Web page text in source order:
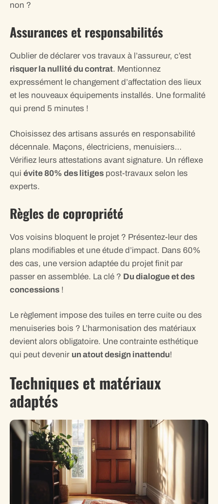
non ?
Assurances et responsabilités
Oublier de déclarer vos travaux à l’assureur, c’est
risquer la nullité du contrat. Mentionnez
expressément le changement d’affectation des lieux
et les nouveaux équipements installés. Une formalité
qui prend 5 minutes !
Choisissez des artisans assurés en responsabilité
décennale. Maçons, électriciens, menuisiers…
Vérifiez leurs attestations avant signature. Un réflexe
qui évite 80% des litiges post-travaux selon les
experts.
Règles de copropriété
Vos voisins bloquent le projet ? Présentez-leur des
plans modifiables et une étude d’impact. Dans 60%
des cas, une version adaptée du projet finit par
passer en assemblée. La clé ? Du dialogue et des
concessions !
Le règlement impose des tuiles en terre cuite ou des
menuiseries bois ? L’harmonisation des matériaux
devient alors obligatoire. Une contrainte esthétique
qui peut devenir un atout design inattendu!
Techniques et matériaux
adaptés